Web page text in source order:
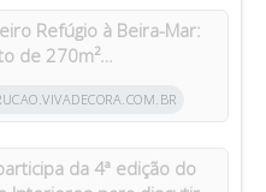
Refúgio à Beira-Mar:
de 270m²
da 4ª edição do